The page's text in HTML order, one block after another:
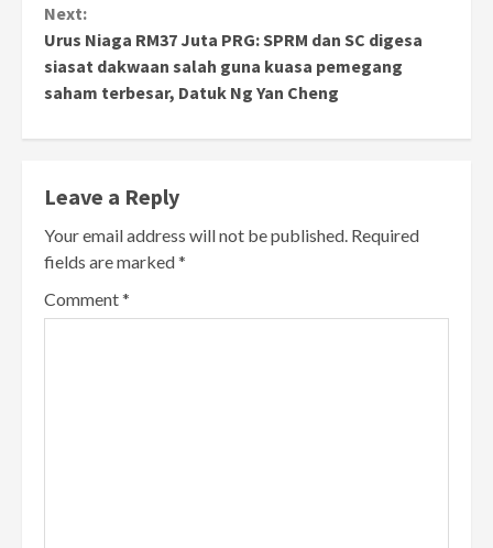
Next:
Urus Niaga RM37 Juta PRG: SPRM dan SC digesa
siasat dakwaan salah guna kuasa pemegang
saham terbesar, Datuk Ng Yan Cheng
Leave a Reply
Your email address will not be published. Required
fields are marked*
Comment*